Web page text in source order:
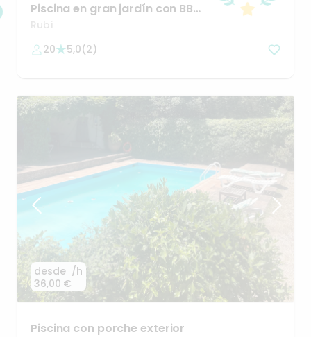
Piscina en gran jardín​ con BBQ
a 20min
Rubí
20
5,0(2)
desde
36,00 €
/h
Piscina con porche exterior